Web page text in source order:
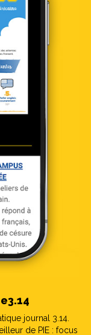
journal 3.14.
de PIE : focus